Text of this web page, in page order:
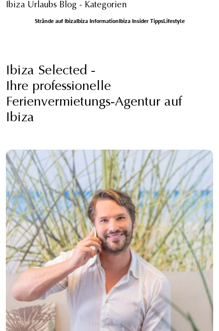
Ibiza Urlaubs Blog - Kategorien
Strände auf IbizaIbiza InformationIbiza Insider TippsLifestyle
Ibiza Selected -
Ihre professionelle
Ferienvermietungs-Agentur auf
Ibiza